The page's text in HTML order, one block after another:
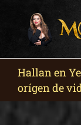
Hallan en
orígen de